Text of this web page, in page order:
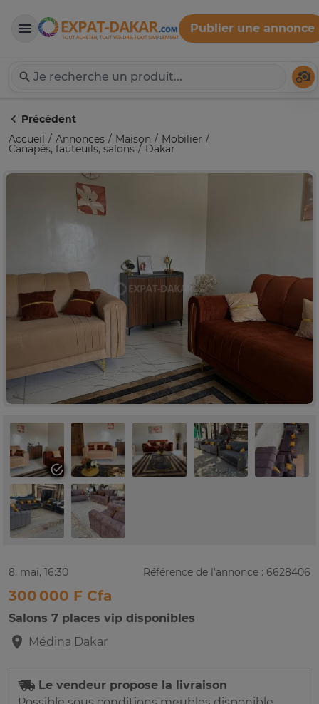
Expat-Dakar
Publier une annonce
Précédent
Accueil
Annonces Maison Mobilier
Canapés, fauteuils, salons Dakar
8. mai, 16:30 Référence de l'annonce : 6628406
300 000 F Cfa
Salons 7 places vip disponibles
Médina Dakar
Le vendeur propose la livraison